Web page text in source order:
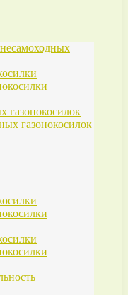
газонокосилок
газонокосилок